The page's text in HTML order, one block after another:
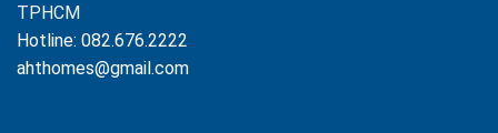
TPHCM
Hotline: 082.676.2222
ahthomes@gmail.com